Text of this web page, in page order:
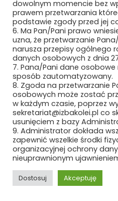
Polska Izba Kolei
dowolnym momencie bez
prawem przetwarzania
podstawie zgody przed jej
6. Ma Pan/Pani prawo
uzna, że przetwarzanie
narusza przepisy ogólnego
danych osobowych z dnia
7. Pana/Pani dane
sposób zautomatyzowany.
8. Zgoda na przetwarzanie
osobowych może zostać
w każdym czasie, poprzez
sekretariat@izbakolei.pl co
usunięciem z bazy
9. Administrator dokłada
zapewnić wszelkie środki
organizacyjnej ochrony
nieuprawnionym
Dostosuj Akceptuję